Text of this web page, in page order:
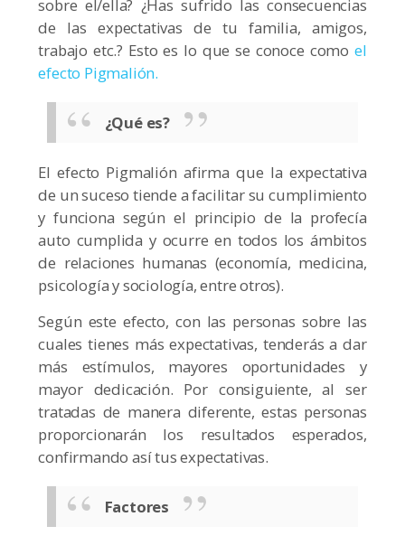
sobre el/ella? ¿Has sufrido las consecuencias
de las expectativas de tu familia, amigos,
trabajo etc.? Esto es lo que se conoce como el
efecto Pigmalión.
¿Qué es?
El efecto Pigmalión afirma que la expectativa
de un suceso tiende a facilitar su cumplimiento
y funciona según el principio de la profecía
auto cumplida y ocurre en todos los ámbitos
de relaciones humanas (economía, medicina,
psicología y sociología, entre otros).
Según este efecto, con las personas sobre las
cuales tienes más expectativas, tenderás a dar
más estímulos, mayores oportunidades y
mayor dedicación. Por consiguiente, al ser
tratadas de manera diferente, estas personas
proporcionarán los resultados esperados,
confirmando así tus expectativas.
Factores